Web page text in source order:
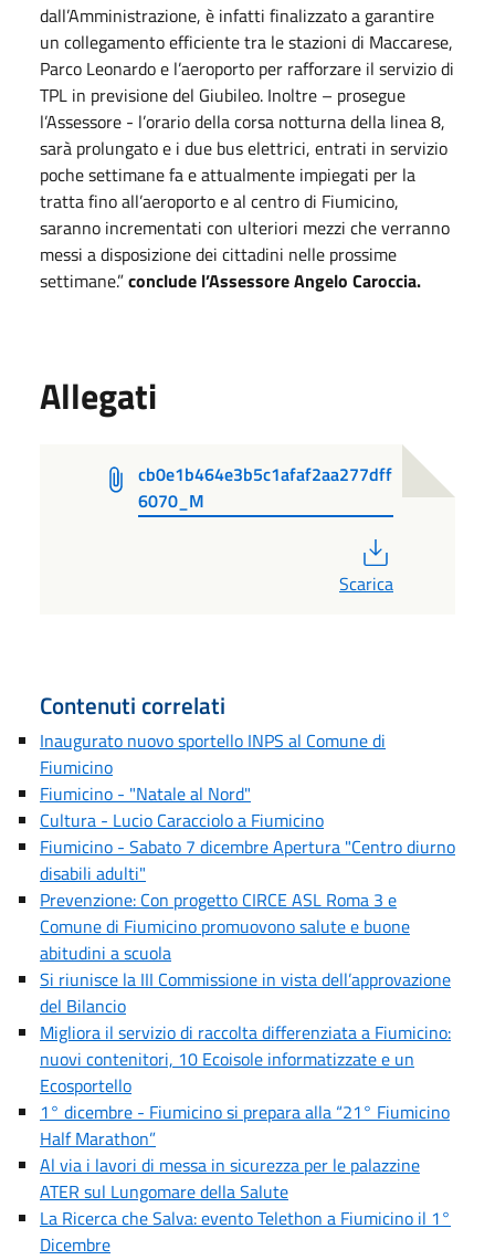
dall’Amministrazione, è infatti finalizzato a garantire
un collegamento efficiente tra le stazioni di Maccarese,
Parco Leonardo e l’aeroporto per rafforzare il servizio di
TPL in previsione del Giubileo. Inoltre – prosegue
l’Assessore - l’orario della corsa notturna della linea 8,
sarà prolungato e i due bus elettrici, entrati in servizio
poche settimane fa e attualmente impiegati per la
tratta fino all’aeroporto e al centro di Fiumicino,
saranno incrementati con ulteriori mezzi che verranno
messi a disposizione dei cittadini nelle prossime
settimane.”conclude l’Assessore Angelo Caroccia.
Allegati
cb0e1b464e3b5c1afaf2aa277dff
6070_M
Scarica
Contenuti correlati
Inaugurato nuovo sportello INPS al Comune di
Fiumicino
Fiumicino - "Natale al Nord"
Cultura - Lucio Caracciolo a Fiumicino
Fiumicino - Sabato 7 dicembre Apertura "Centro diurno
disabili adulti"
Prevenzione: Con progetto CIRCE ASL Roma 3 e
Comune di Fiumicino promuovono salute e buone
abitudini a scuola
Si riunisce la III Commissione in vista dell’approvazione
del Bilancio
Migliora il servizio di raccolta differenziata a Fiumicino:
nuovi contenitori, 10 Ecoisole informatizzate e un
Ecosportello
1° dicembre - Fiumicino si prepara alla “21° Fiumicino
Half Marathon”
Al via i lavori di messa in sicurezza per le palazzine
ATER sul Lungomare della Salute
La Ricerca che Salva: evento Telethon a Fiumicino il 1°
Dicembre